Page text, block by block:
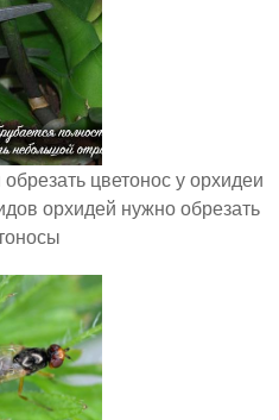
цветонос у орхидеи
орхидей нужно обрезать